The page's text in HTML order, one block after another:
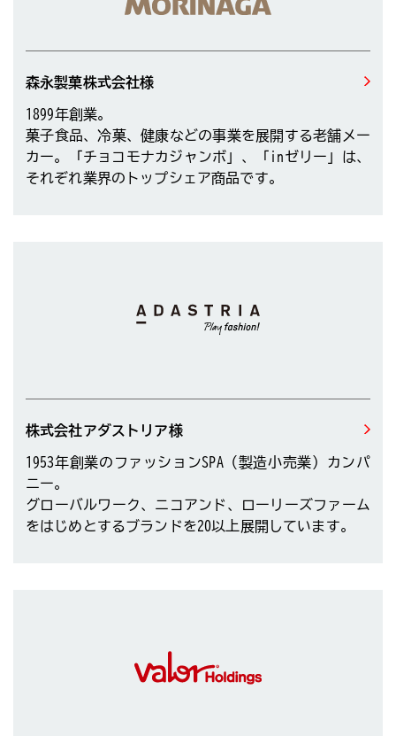
森永製菓株式会社様
1899年創業。
菓子食品、冷菓、健康などの事業を展開する老舗メー
カー。「チョコモナカジャンボ」、「inゼリー」は、
それぞれ業界のトップシェア商品です。
株式会社アダストリア様
1953年創業のファッションSPA（製造小売業）カンパ
ニー。
グローバルワーク、ニコアンド、ローリーズファーム
をはじめとするブランドを20以上展開しています。